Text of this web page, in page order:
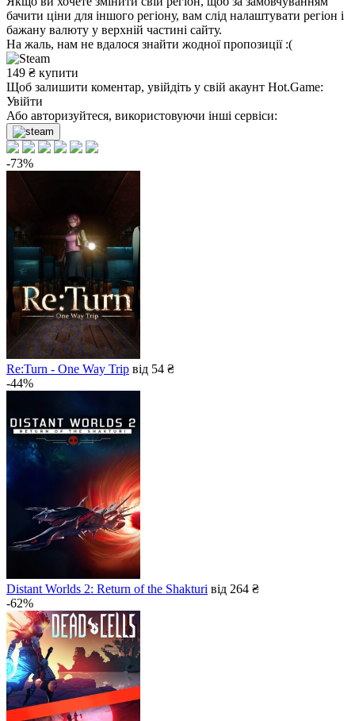
бачити ціни для іншого регіону, вам слід налаштувати регіон і
бажану валюту у верхній частині сайту.
На жаль, нам не вдалося знайти жодної пропозиції :(
149 ₴ купити
Щоб залишити коментар, увійдіть у свій акаунт Hot.Game:
Увійти
Або авторизуйтеся, використовуючи інші сервіси:
-73%
Re:Turn - One Way Trip від 54 ₴
-44%
Distant Worlds 2: Return of the Shakturi від 264 ₴
-62%